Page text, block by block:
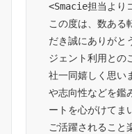
<Smacie担当より
この度は、数ある
だき誠にありがと
ジェント利用との
社一同嬉しく思い
や志向性などを鑑
ートを心がけてま
ご活躍されること